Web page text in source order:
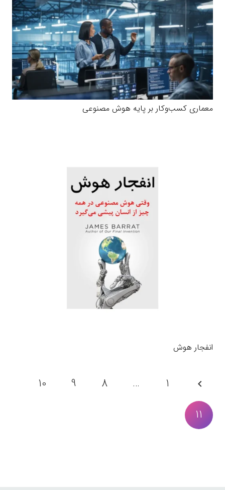
معماری کسب‌وکار بر پایه هوش مصنوعی
انفجار هوش
1
…
8
9
10
11